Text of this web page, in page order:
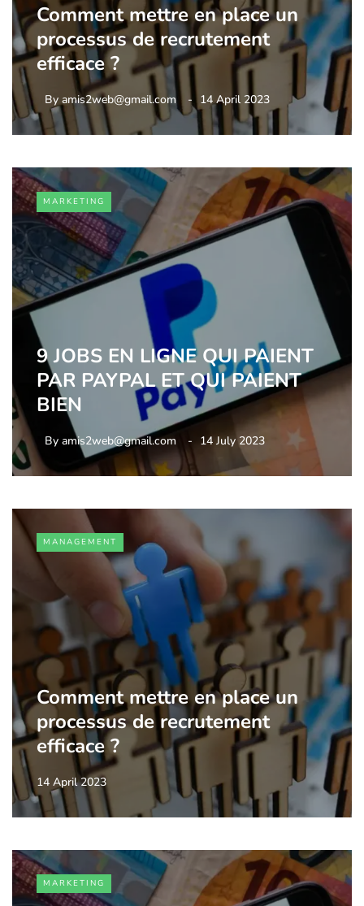
Comment mettre en place un
processus de recrutement
efficace ?
By amis2web@gmail.com 14 April 2023
MARKETING
9 JOBS EN LIGNE QUI PAIENT
PAR PAYPAL ET QUI PAIENT
BIEN
By amis2web@gmail.com 14 July 2023
MANAGEMENT
Comment mettre en place un
processus de recrutement
efficace ?
14 April 2023
MARKETING